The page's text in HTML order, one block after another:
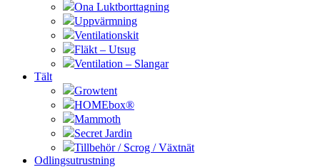
Ona Luktborttagning
Uppvärmning
Ventilationskit
Fläkt – Utsug
Ventilation – Slangar
Tält
Growtent
HOMEbox®
Mammoth
Secret Jardin
Tillbehör / Scrog / Växtnät
Odlingsutrustning